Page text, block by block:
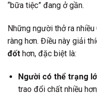
“bữa tiệc” đang ở gần.
Những người thở ra
ràng hơn. Điều này giải
đốt hơn, đặc biệt là:
Người có thể trạng
trao đổi chất nhiều